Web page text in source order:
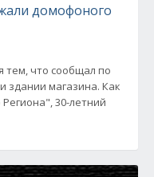
домофоного
тем, что сообщал по
здании магазина. Как
30-летний